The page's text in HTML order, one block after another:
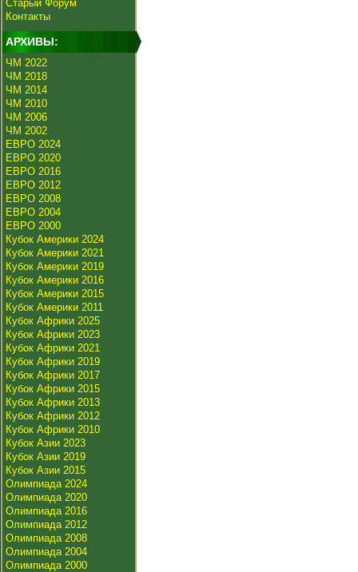
Старый Форум
Контакты
АРХИВЫ:
ЧМ 2022
ЧМ 2018
ЧМ 2014
ЧМ 2010
ЧМ 2006
ЧМ 2002
ЕВРО 2024
ЕВРО 2020
ЕВРО 2016
ЕВРО 2012
ЕВРО 2008
ЕВРО 2004
ЕВРО 2000
Кубок Америки 2024
Кубок Америки 2021
Кубок Америки 2019
Кубок Америки 2016
Кубок Америки 2015
Кубок Америки 2011
Кубок Африки 2025
Кубок Африки 2023
Кубок Африки 2021
Кубок Африки 2019
Кубок Африки 2017
Кубок Африки 2015
Кубок Африки 2013
Кубок Африки 2012
Кубок Африки 2010
Кубок Азии 2023
Кубок Азии 2019
Кубок Азии 2015
Олимпиада 2024
Олимпиада 2020
Олимпиада 2016
Олимпиада 2012
Олимпиада 2008
Олимпиада 2004
Олимпиада 2000